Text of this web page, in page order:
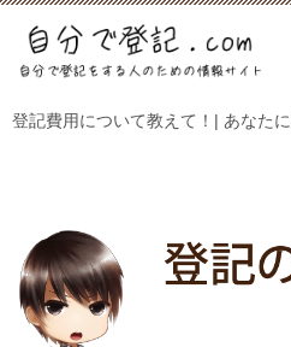
登記費用について教えて！| あなた